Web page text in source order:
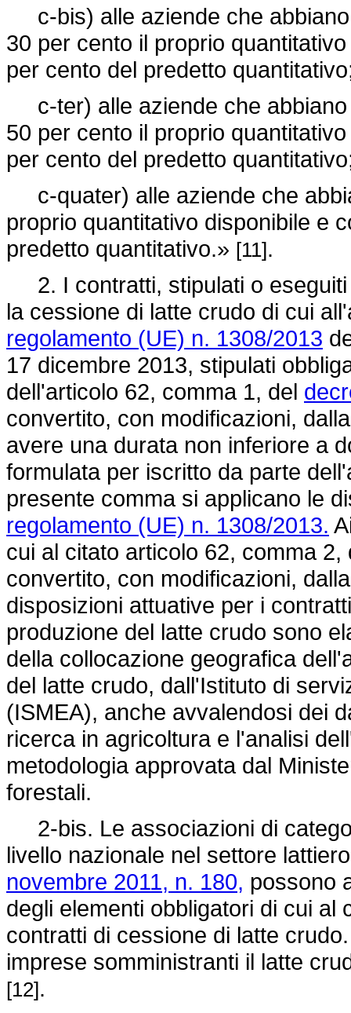
c-bis) alle aziende che abbiano
30 per cento il proprio
per cento del predetto
c-ter) alle aziende che abbiano
50 per cento il proprio
per cento del predetto
c-quater) alle aziende che
proprio quantitativo disponibile e
predetto quantitativo.» [11].
2. I contratti, stipulati o eseguiti
la cessione di latte crudo di cui
regolamento (UE) n. 1308/2013
17 dicembre 2013, stipulati
dell'articolo 62, comma 1, del
convertito, con modificazioni,
avere una durata non inferiore a
formulata per iscritto da parte
presente comma si applicano le
regolamento (UE) n. 1308/2013.
cui al citato articolo 62, comma
convertito, con modificazioni,
disposizioni attuative per i
produzione del latte crudo sono
della collocazione geografica
del latte crudo, dall'Istituto di
(ISMEA), anche avvalendosi dei
ricerca in agricoltura e l'analisi
metodologia approvata dal
forestali.
2-bis. Le associazioni di
livello nazionale nel settore
novembre 2011, n. 180, possono
degli elementi obbligatori di cui al
contratti di cessione di latte
imprese somministranti il latte
[12].